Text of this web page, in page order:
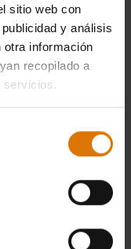
sitio web con
y análisis
otra información
recopilado a
servicios.